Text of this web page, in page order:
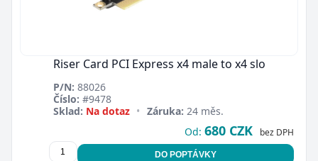
Riser Card PCI Express x4 male to x4 slo
P/N: 88026
Číslo: #9478
Sklad: Na dotaz • Záruka: 24 měs.
Od: 680 CZK bez DPH
DO POPTÁVKY